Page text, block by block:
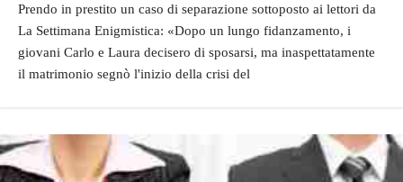
Prendo in prestito un caso di separazione sottoposto ai lettori da
La Settimana Enigmistica: «Dopo un lungo fidanzamento, i
giovani Carlo e Laura decisero di sposarsi, ma inaspettatamente
il matrimonio segnò l'inizio della crisi del